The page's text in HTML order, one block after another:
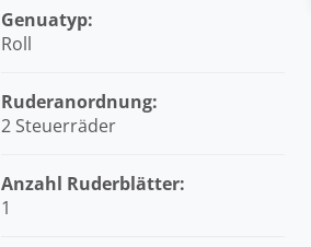
Genuatyp:
Roll
Ruderanordnung:
2 Steuerräder
Anzahl Ruderblätter:
1